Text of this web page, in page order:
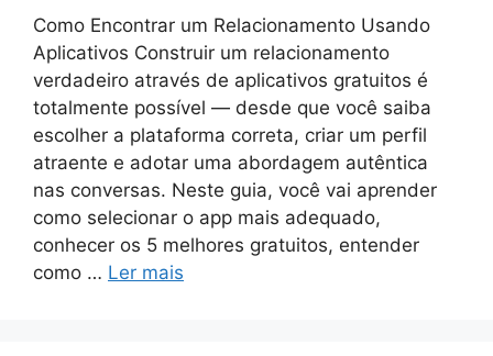
Como Encontrar um Relacionamento Usando
Aplicativos Construir um relacionamento
verdadeiro através de aplicativos gratuitos é
totalmente possível — desde que você saiba
escolher a plataforma correta, criar um perfil
atraente e adotar uma abordagem autêntica
nas conversas. Neste guia, você vai aprender
como selecionar o app mais adequado,
conhecer os 5 melhores gratuitos, entender
como … Ler mais